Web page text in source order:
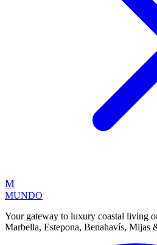
M
MUNDO
Your gateway to luxury coastal living
Marbella, Estepona, Benahavís, Mijas